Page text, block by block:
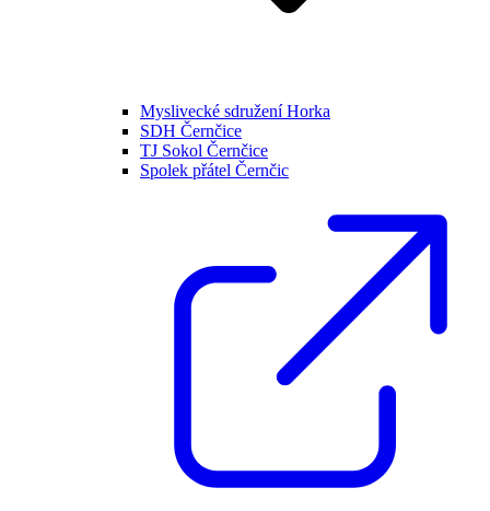
Myslivecké sdružení Horka
SDH Černčice
TJ Sokol Černčice
Spolek přátel Černčic